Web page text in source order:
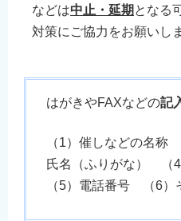
などは中止・延期 となる
対策にご協力をお願いし
はがきやFAXなどの記
（1）催しなどの名
氏名（ふりがな） （
（5）電話番号 （6）